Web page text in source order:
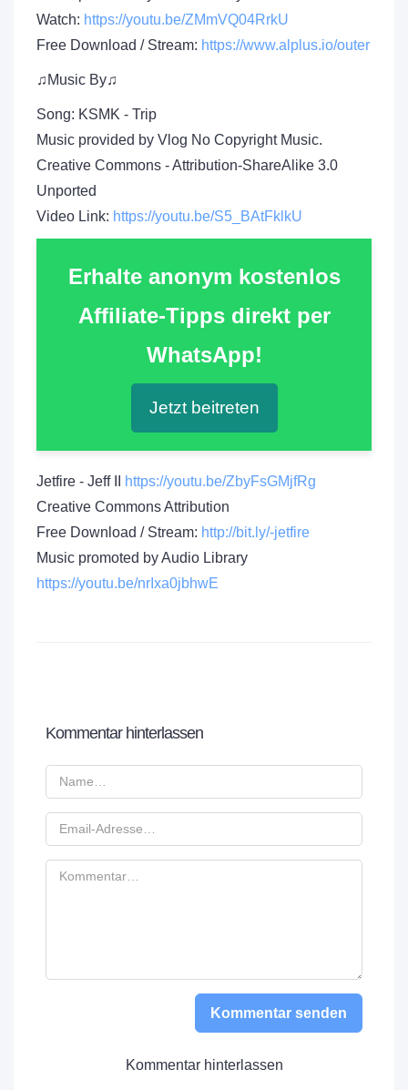
Watch: https://youtu.be/ZMmVQ04RrkU
Free Download / Stream: https://www.alplus.io/outer
♫Music By♫
Song: KSMK - Trip
Music provided by Vlog No Copyright Music.
Creative Commons - Attribution-ShareAlike 3.0
Unported
Video Link: https://youtu.be/S5_BAtFklkU
Erhalte anonym kostenlos
Affiliate-Tipps direkt per
WhatsApp!
Jetzt beitreten
Jetfire - Jeff II
https://youtu.be/ZbyFsGMjfRg
Creative Commons Attribution
Free Download / Stream: http://bit.ly/-jetfire
Music promoted by Audio Library
https://youtu.be/nrIxa0jbhwE
Kommentar hinterlassen
Kommentar senden
Kommentar hinterlassen